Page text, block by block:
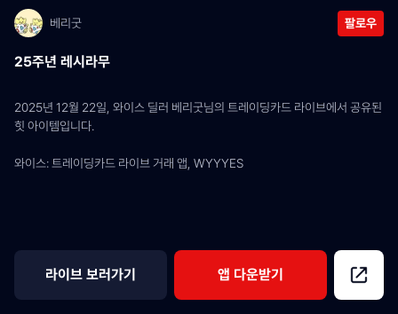
베리굿 팔로우
25주년 레시라무
2025년 12월 22일, 와이스 딜러 베리굿님의 트레이딩카드 라이브에서 공유된
힛 아이템입니다.
와이스: 트레이딩카드 라이브 거래 앱, WYYYES
라이브 보러가기 앱 다운받기